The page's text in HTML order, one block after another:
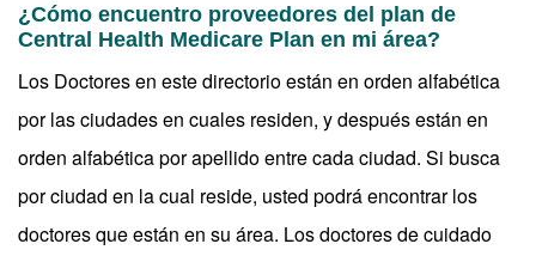
¿Cómo encuentro proveedores del plan de
Central Health Medicare Plan en mi área?
Los Doctores en este directorio están en orden alfabética
por las ciudades en cuales residen, y después están en
orden alfabética por apellido entre cada ciudad. Si busca
por ciudad en la cual reside, usted podrá encontrar los
doctores que están en su área. Los doctores de cuidado